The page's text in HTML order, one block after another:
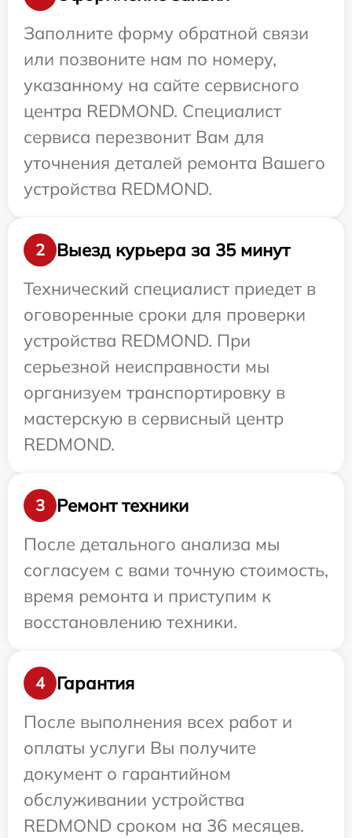
Заполните форму обратной связи
или позвоните нам по номеру,
указанному на сайте сервисного
центра REDMOND. Специалист
сервиса перезвонит Вам для
уточнения деталей ремонта Вашего
устройства REDMOND.
2
Выезд курьера за 35 минут
Технический специалист приедет в
оговоренные сроки для проверки
устройства REDMOND. При
серьезной неисправности мы
организуем транспортировку в
мастерскую в сервисный центр
REDMOND.
3
Ремонт техники
После детального анализа мы
согласуем с вами точную стоимость,
время ремонта и приступим к
восстановлению техники.
4
Гарантия
После выполнения всех работ и
оплаты услуги Вы получите
документ о гарантийном
обслуживании устройства
REDMOND сроком на 36 месяцев.